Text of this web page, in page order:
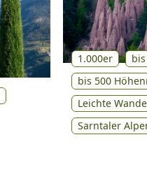
1.000er
bis 500
Leichte
Sarntaler